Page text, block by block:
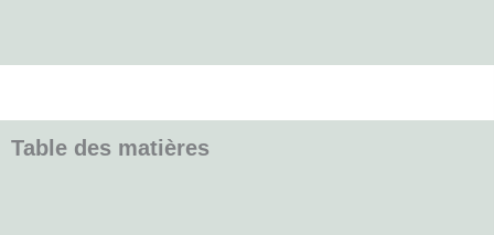
Table des matières